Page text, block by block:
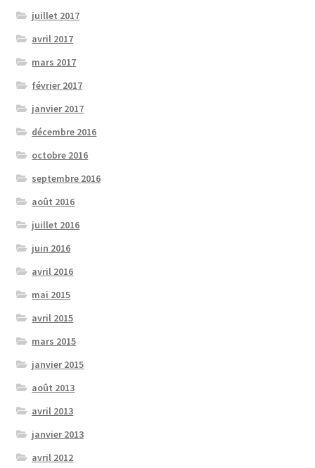
juillet 2017
avril 2017
mars 2017
février 2017
janvier 2017
décembre 2016
octobre 2016
septembre 2016
août 2016
juillet 2016
juin 2016
avril 2016
mai 2015
avril 2015
mars 2015
janvier 2015
août 2013
avril 2013
janvier 2013
avril 2012